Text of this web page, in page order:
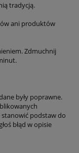
tradycją.
ani produktów
Zdmuchnij
były poprawne.
stanowić podstaw do
błąd w opisie